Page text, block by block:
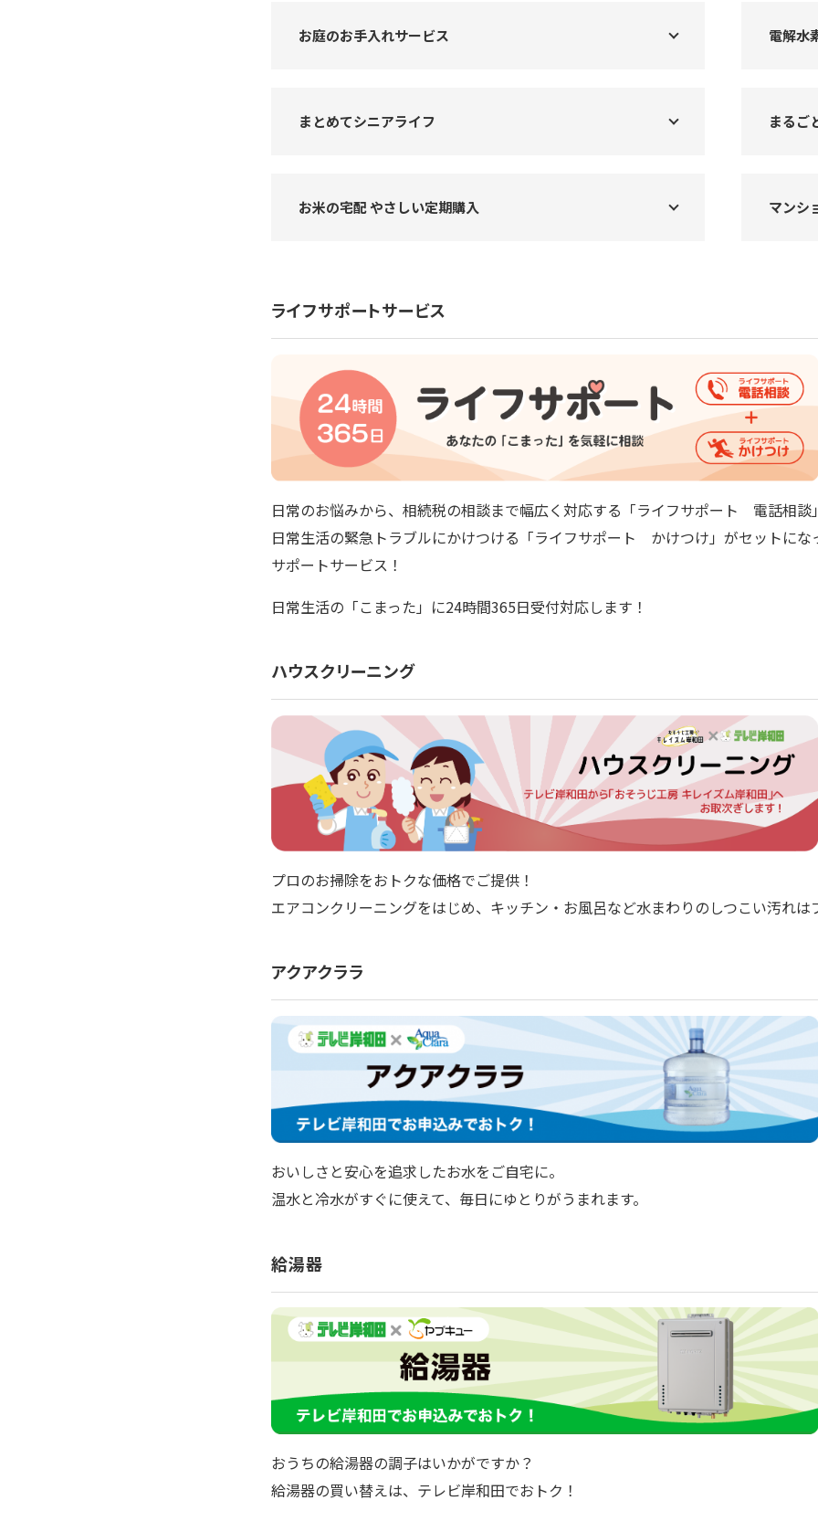
お庭のお手入れサービス 電解水
まとめてシニアライフ まるご
お米の宅配 やさしい定期購入 マンシ
ライフサポートサービス
日常のお悩みから、相続税の相談まで幅広く対応する「ライフサポート 電話相談
日常生活の緊急トラブルにかけつける「ライフサポート かけつけ」がセットにな
サポートサービス！
日常生活の「こまった」に24時間365日受付対応します！
ハウスクリーニング
プロのお掃除をおトクな価格でご提供！
エアコンクリーニングをはじめ、キッチン・お風呂など水まわりのしつこい汚れは
アクアクララ
おいしさと安心を追求したお水をご自宅に。
温水と冷水がすぐに使えて、毎日にゆとりがうまれます。
給湯器
おうちの給湯器の調子はいかがですか？
給湯器の買い替えは、テレビ岸和田でおトク！